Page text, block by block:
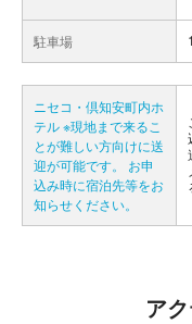
駐車場
ニセコ・倶知安町内ホ
テル ※現地まで来るこ
とが難しい方向けに送
迎が可能です。 お申
込み時に宿泊先等をお
知らせください。
ア